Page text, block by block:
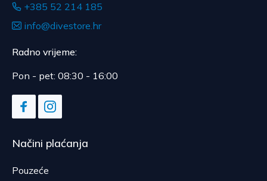
+385 52 214 185
info@divestore.hr
Radno vrijeme:
Pon - pet: 08:30 - 16:00
Načini plaćanja
Pouzeće